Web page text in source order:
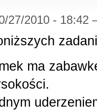
27/2010 - 18:42
ma